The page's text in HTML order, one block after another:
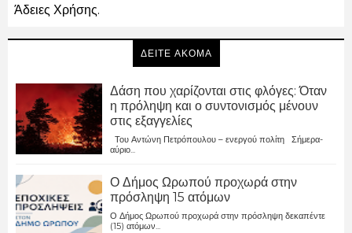
Άδειες Χρήσης.
ΔΕΙΤΕ ΑΚΟΜΑ
Δάση που χαρίζονται στις φλόγες: Όταν
η πρόληψη και ο συντονισμός μένουν
στις εξαγγελίες
Του Αντώνη Πετρόπουλου – ενεργού πολίτη Σήμερα-
αύριο...
Ο Δήμος Ωρωπού προχωρά στην
πρόσληψη 15 ατόμων
Ο Δήμος Ωρωπού προχωρά στην πρόσληψη δεκαπέντε
(15) ατόμων...